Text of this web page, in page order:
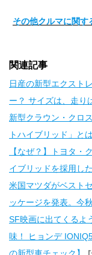
その他クルマに関す
関連記事
日産の新型エクスト
ー？ サイズは、走り
新型クラウン・クロ
トハイブリッド」と
【なぜ？】トヨタ・
イブリッドを採用し
米国マツダがベスト
ッケージを発表。今
SF映画に出てくるよ
味！ ヒョンデ